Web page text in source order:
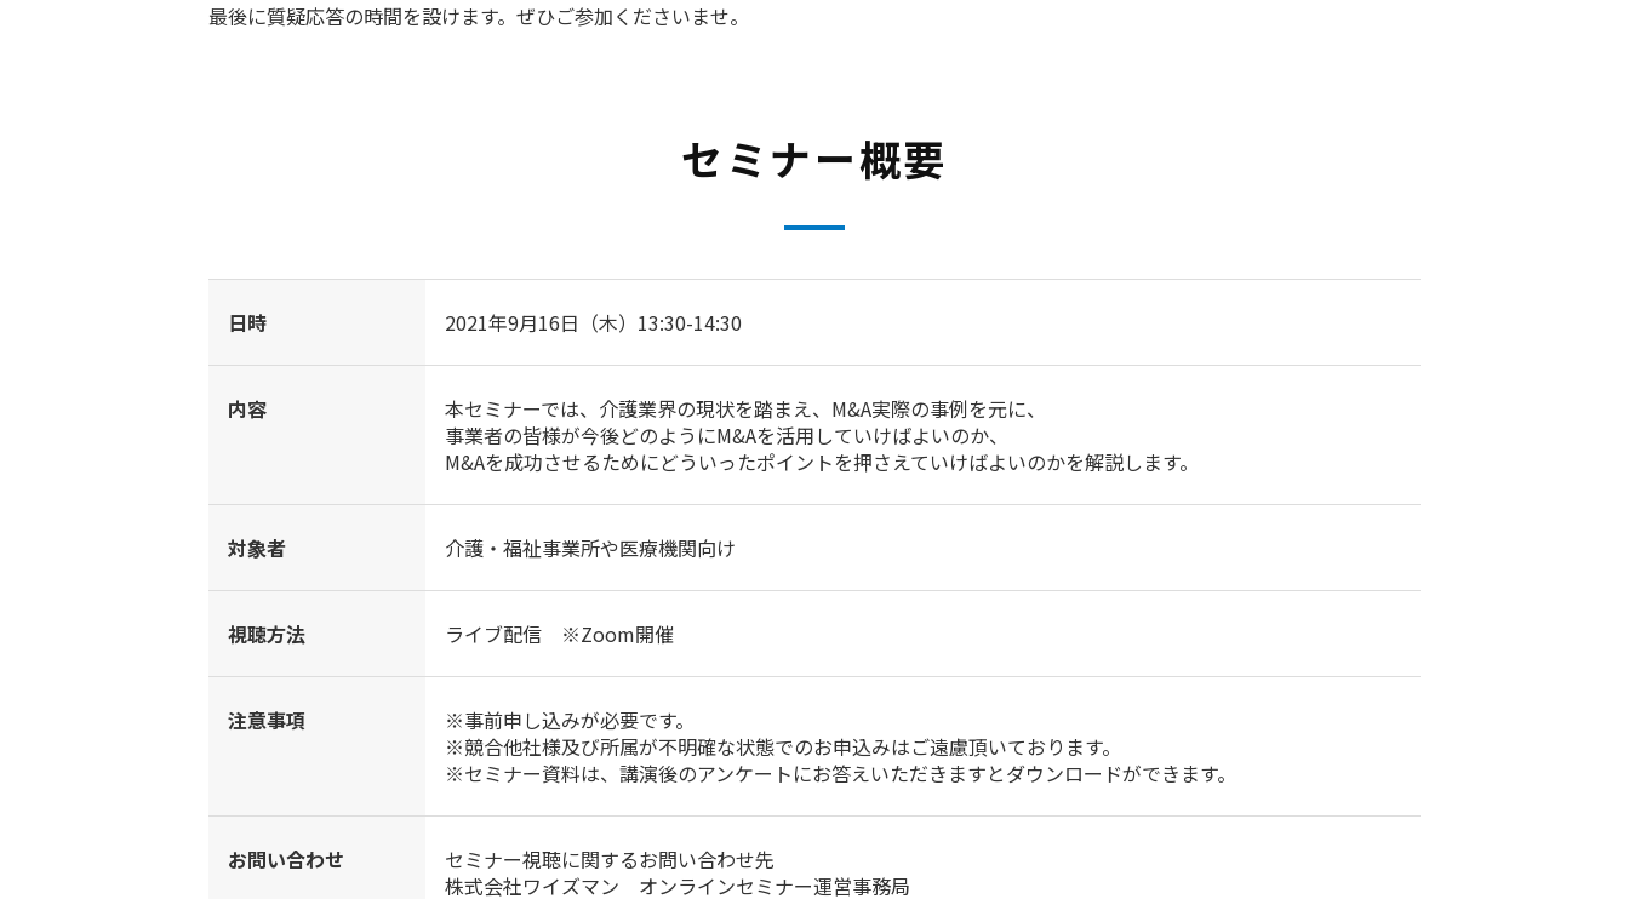
最後に質疑応答の時間を設けます。ぜひご参加くださいませ。
セミナー概要
日時 2021年9月16日（木）13:30-14:30
内容
本セミナーでは、介護業界の現状を踏まえ、M&A実際の事例を元に、
事業者の皆様が今後どのようにM&Aを活用していけばよいのか、
M&Aを成功させるためにどういったポイントを押さえていけばよいのかを解説します。
対象者 介護・福祉事業所や医療機関向け
視聴方法 ライブ配信 ※Zoom開催
注意事項
※事前申し込みが必要です。
※競合他社様及び所属が不明確な状態でのお申込みはご遠慮頂いております。
※セミナー資料は、講演後のアンケートにお答えいただきますとダウンロードができます。
お問い合わせ
セミナー視聴に関するお問い合わせ先
株式会社ワイズマン オンラインセミナー運営事務局